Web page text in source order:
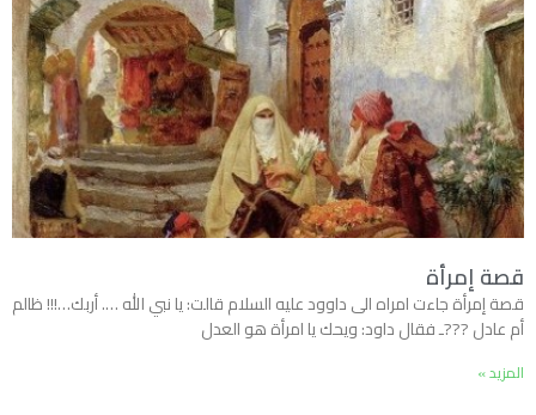
قصة إمرأة
قصة إمرأة جاءت امراه الى داوود عليه السلام قالت: يا نبي الله …. أربك…!!! ظالم
أم عادل ???ـ فقال داود: ويحك يا امرأة هو العدل
المزيد »